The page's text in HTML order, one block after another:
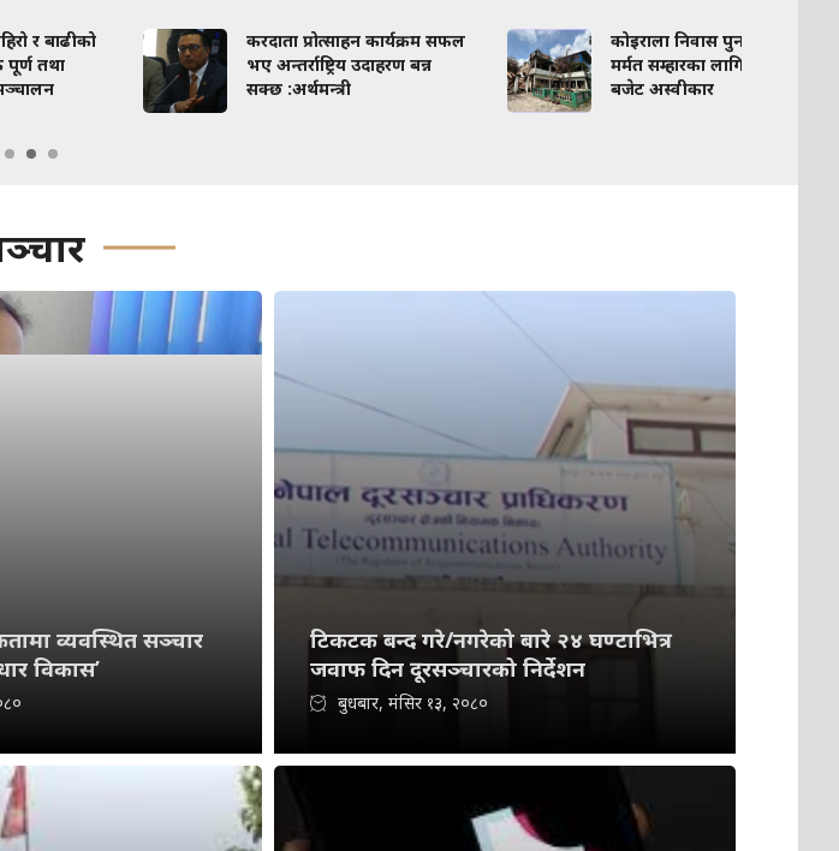
करदाता प्रोत्साहन कार्यक्रम सफल
भए अन्तर्राष्ट्रिय उदाहरण बन्न
सक्छ :अर्थमन्त्री
कोइराला निवास पुनर्निर्माण तथा
मर्मत सम्हारका लागि सरकारी
बजेट अस्वीकार
व्यवस्थित सञ्चार
विकास’
टिकटक बन्द गरे/नगरेको बारे २४ घण्टाभित्र
जवाफ दिन दूरसञ्चारको निर्देशन
बुधबार, मंसिर १३, २०८०